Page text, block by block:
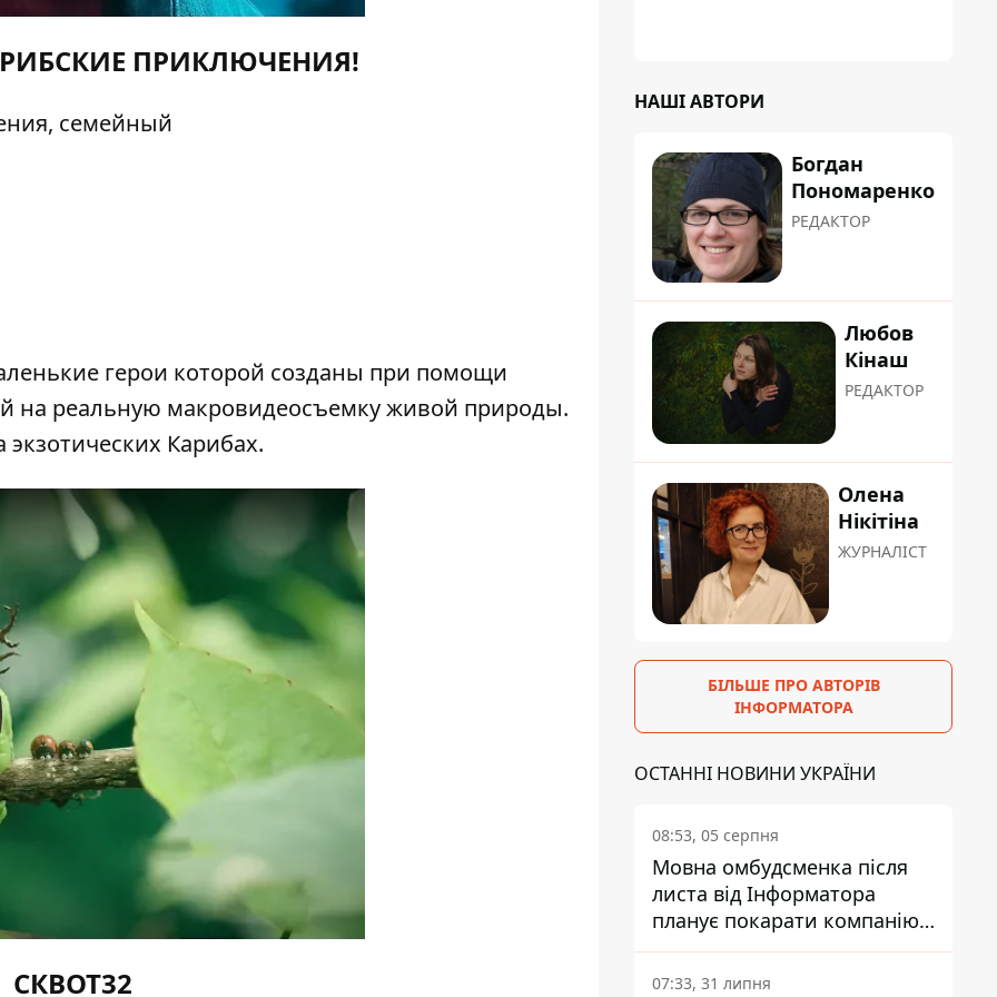
ПРИКЛЮЧЕНИЯ!
семейный
герои которой созданы при помощи
на реальную макровидеосъемку живой природы.
Карибах.
СКВОТ32
НАШІ АВТОРИ
Богдан
Пономаренко
РЕДАКТОР
Любов
Кінаш
РЕДАКТОР
Олена
Нікітіна
ЖУРНАЛІСТ
БІЛЬШЕ ПРО АВТОРІВ
ІНФОРМАТОРА
ОСТАННІ НОВИНИ УКРАЇНИ
08:53, 05 серпня
Мовна омбудсменка після
листа від Інформатора
планує покарати компанію-
підрядника ПриватБанку
07:33, 31 липня